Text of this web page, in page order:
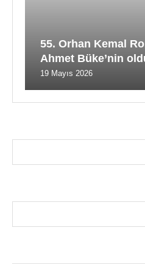
55. Orhan Kemal
Ahmet Büke’nin
19 Mayıs 2026